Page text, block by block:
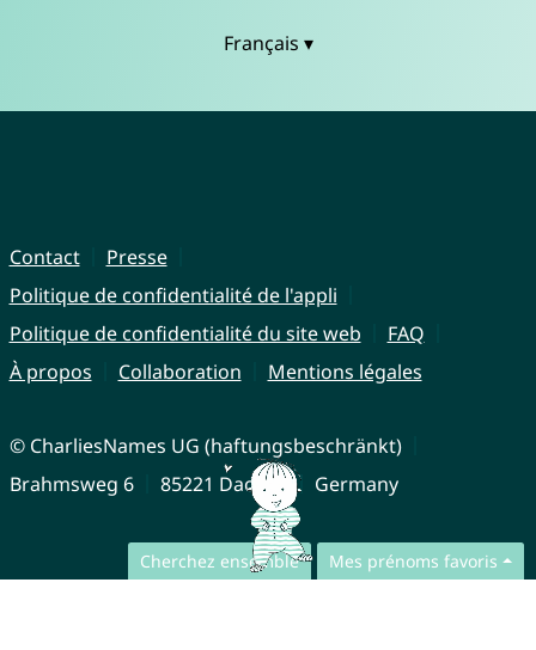
Cherchez ensemble Mes prénoms favoris
Français ▾
Contact
Presse
Politique de confidentialité de l'appli
Politique de confidentialité du site web
FAQ
À propos
Collaboration Mentions légales
© CharliesNames UG (haftungsbeschränkt)
Brahmsweg 6
85221 Dachau Germany